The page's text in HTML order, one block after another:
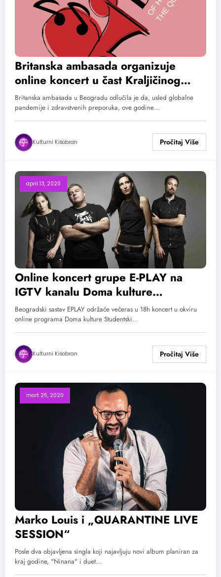
Britanska ambasada organizuje
online koncert u čast Kraljičinog
rođendana
Britanska ambasada u Beogradu odlučila je da, usled globalne
pandemije i zdravstvenih preporuka, ove godine…
Kulturni Kišobran
april 13, 2020
Online koncert grupe E-PLAY na
IGTV kanalu Doma kulture
Studentski grad
Beogradski sastav EPLAY održaće večeras u 18h koncert u okviru
online programa Doma kulture Studentski…
Kulturni Kišobran
mart 25, 2020
Marko Louis i „QUARANTINE LIVE
SESSION“
Posle dva objavljena singla koji najavljuju novi album planiran za
kraj godine, "Ninana" i duet…